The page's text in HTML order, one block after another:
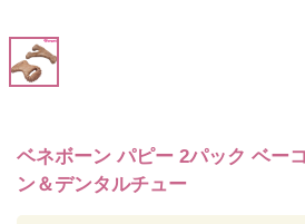
ベネボーン パピー 2パック ベー
ン＆デンタルチュー